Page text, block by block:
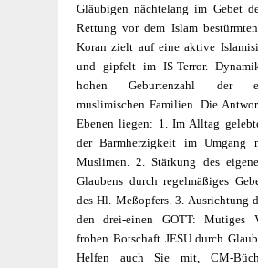
Gläubigen nächtelang im Gebet
Rettung vor dem Islam
Koran zielt auf eine aktive
und gipfelt im IS-Terror.
hohen Geburtenzahl der
muslimischen Familien. Die
Ebenen liegen: 1. Im Alltag
der Barmherzigkeit im Umgang
Muslimen. 2. Stärkung des
Glaubens durch regelmäßiges
des Hl. Meßopfers. 3. Ausrichtung
den drei-einen GOTT: Mutiges
frohen Botschaft JESU durch
Helfen auch Sie mit, CM-